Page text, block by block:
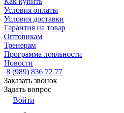
Условия оплаты
Условия доставки
Гарантия на товар
Оптовикам
Тренерам
Программа лояльности
Новости
8 (989) 836 72 77
Заказать звонок
Задать вопрос
Войти